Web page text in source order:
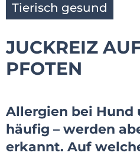
Tierisch gesund
JUCKREIZ
PFOTEN
Allergien bei Hund
häufig – werden
erkannt. Auf